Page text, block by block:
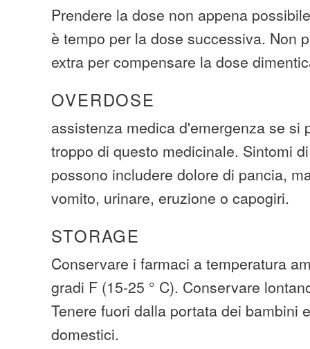
Prendere la dose non appena
è tempo per la dose successiva. Non
extra per compensare la dose
OVERDOSE
assistenza medica d'emergenza se si
troppo di questo medicinale. Sintomi
possono includere dolore di pancia,
vomito, urinare, eruzione o capogiri.
STORAGE
Conservare i farmaci a temperatura
gradi F (15-25 ° C). Conservare
Tenere fuori dalla portata dei bambini
domestici.